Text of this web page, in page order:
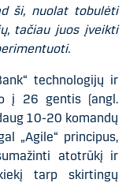
ši, nuolat tobulėti
tačiau juos įveikti
technologijų ir
į 26 gentis (angl.
10-20 komandų
„Agile“ principus,
atotrūkį ir
tarp skirtingų